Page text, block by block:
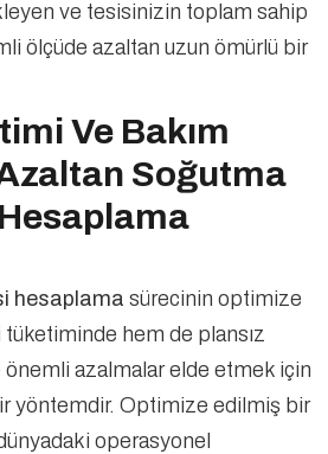
ve tesisinizin toplam sahip
ölçüde azaltan uzun ömürlü bir
Ve Bakım
Soğutma
hesaplama sürecinin optimize
hem de plansız
önemli azalmalar elde etmek için
yöntemdir. Optimize edilmiş bir
operasyonel